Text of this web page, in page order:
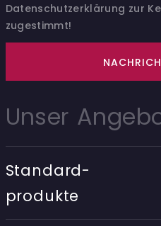
Datenschutzerklärung zur
zugestimmt!
Unser
Standard-
produkte